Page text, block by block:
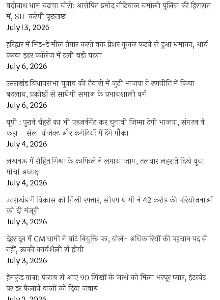
बद्रीनाथ धाम चढ़ावा चोरी: आरोपित प्रमोद नौटियाल चमोली पुलिस की हिरासत
में, SIT करेगी पूछताछ
July 13, 2026
हरिद्वार में मिड-डे मील तैयार करते वक्त प्रेशर कुकर फटने से हुआ धमाका, आर्य
कन्या इंटर कॉलेज में टली बड़ी घटना
July 6, 2026
उत्तराखंंड विधानसभा चुनाव की तैयारी में जुटी भाजपा ने रणनीति में किया
बदलाव, प्रकोष्ठों से साधेगी समाज के प्रभावशाली वर्ग
July 6, 2026
यूपी : पुराने चेहरों का भी एडजर्नमेंट कर चुनावी जिम्मा देगी भाजपा, संगठन ने
कहा – सेल-प्रोजेक्ट और कमेटियों में देंगे मौका
July 4, 2026
लखनऊ में रोहित मिश्रा के काफिले ने लगाया जाम, तलवार लहराते दिखे युवा
मोर्चा अध्यक्ष
July 4, 2026
उत्तराखंड में विकास को मिली रफ्तार, सीएम धामी ने 42 करोड़ की परियोजनाओं
को दी मंजूरी
July 3, 2026
देहरादून में CM धामी ने बांटे नियुक्ति पत्र, बोले- अधिकारियों की पहचान पद से
नहीं, उनकी कार्यशैली से होगी
July 3, 2026
हेमकुंड यात्रा: पंजाब से आए 90 सिखों के जत्थे को मिला भरपूर प्यार, इंटरनेट
पर डर फैलाने वालों को दिया जवाब